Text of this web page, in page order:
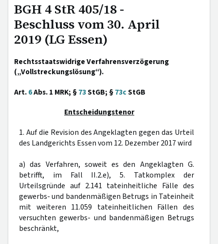
BGH 4 StR 405/18 -
Beschluss vom 30. April
2019 (LG Essen)
Rechtsstaatswidrige Verfahrensverzögerung
(„Vollstreckungslösung“).
Art.6Abs. 1 MRK; §73StGB; §73cStGB
Entscheidungstenor
1. Auf die Revision des Angeklagten gegen das Urteil
des Landgerichts Essen vom 12. Dezember 2017 wird
a) das Verfahren, soweit es den Angeklagten G.
betrifft, im Fall II.2.e), 5. Tatkomplex der
Urteilsgründe auf 2.141 tateinheitliche Fälle des
gewerbs- und bandenmäßigen Betrugs in Tateinheit
mit weiteren 11.059 tateinheitlichen Fällen des
versuchten gewerbs- und bandenmäßigen Betrugs
beschränkt,